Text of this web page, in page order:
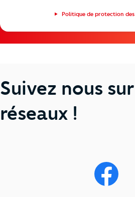
Politique de protection des
Suivez nous
réseaux !